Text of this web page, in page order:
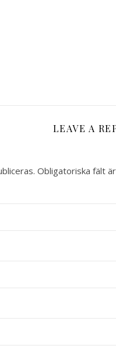
LEAVE A
Obligatoriska fält